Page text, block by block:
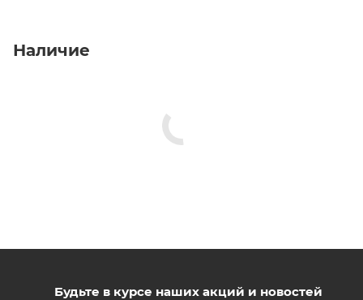
Наличие
Будьте в курсе наших акций и новостей